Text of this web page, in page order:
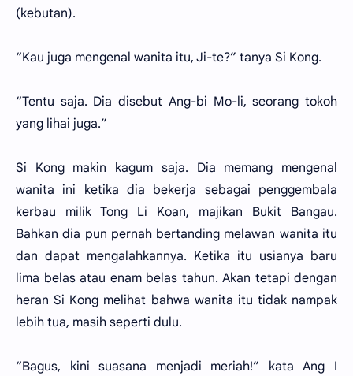
(kebutan).
“Kau juga mengenal wanita itu, Ji-te?” tanya Si Kong.
“Tentu saja. Dia disebut Ang-bi Mo-li, seorang tokoh
yang lihai juga.”
Si Kong makin kagum saja. Dia memang mengenal
wanita ini ketika dia bekerja sebagai penggembala
kerbau milik Tong Li Koan, majikan Bukit Bangau.
Bahkan dia pun pernah bertanding melawan wanita itu
dan dapat mengalahkannya. Ketika itu usianya baru
lima belas atau enam belas tahun. Akan tetapi dengan
heran Si Kong melihat bahwa wanita itu tidak nampak
lebih tua, masih seperti dulu.
“Bagus, kini suasana menjadi meriah!” kata Ang I